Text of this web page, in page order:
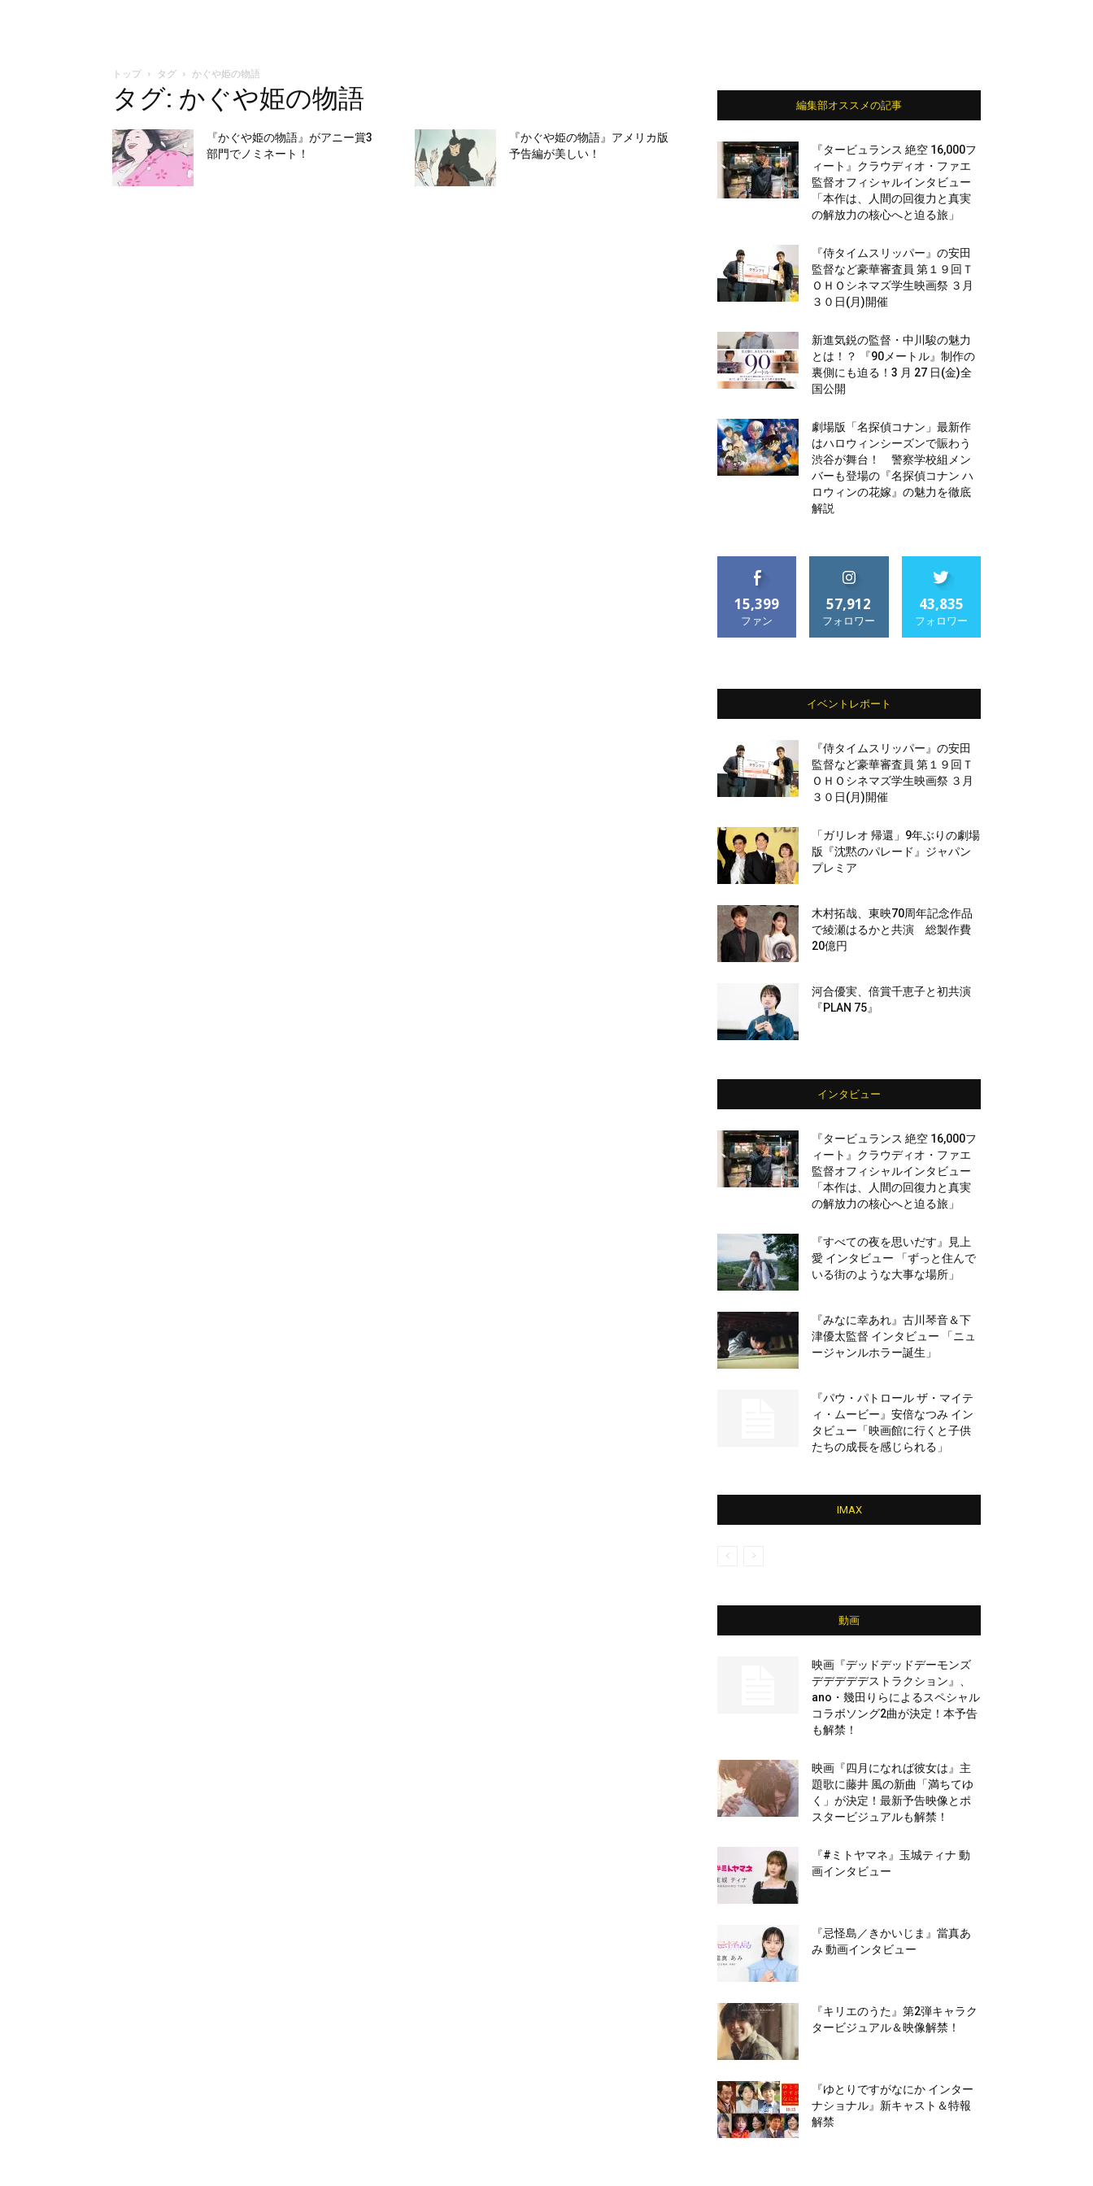
トップ タグ かぐや姫の物語
タグ: かぐや姫の物語
『かぐや姫の物語』がアニー賞3
部門でノミネート！
『かぐや姫の物語』アメリカ版
予告編が美しい！
編集部オススメの記事
『タービュランス 絶空 16,000フ
ィート』クラウディオ・ファエ
監督オフィシャルインタビュー
「本作は、人間の回復力と真実
の解放力の核心へと迫る旅」
『侍タイムスリッパー』の安田
監督など豪華審査員 第１９回Ｔ
ＯＨＯシネマズ学生映画祭 ３月
３０日(月)開催
新進気鋭の監督・中川駿の魅力
とは！？ 『90メートル』制作の
裏側にも迫る！3 月 27 日(金)全
国公開
劇場版「名探偵コナン」最新作
はハロウィンシーズンで賑わう
渋谷が舞台！ 警察学校組メン
バーも登場の『名探偵コナン ハ
ロウィンの花嫁』の魅力を徹底
解説
15,399
ファン
57,912
フォロワー
43,835
フォロワー
イベントレポート
『侍タイムスリッパー』の安田
監督など豪華審査員 第１９回Ｔ
ＯＨＯシネマズ学生映画祭 ３月
３０日(月)開催
「ガリレオ 帰還」9年ぶりの劇場
版『沈黙のパレード』ジャパン
プレミア
木村拓哉、東映70周年記念作品
で綾瀬はるかと共演 総製作費
20億円
河合優実、倍賞千恵子と初共演
『PLAN 75』
インタビュー
『タービュランス 絶空 16,000フ
ィート』クラウディオ・ファエ
監督オフィシャルインタビュー
「本作は、人間の回復力と真実
の解放力の核心へと迫る旅」
『すべての夜を思いだす』見上
愛 インタビュー 「ずっと住んで
いる街のような大事な場所」
『みなに幸あれ』古川琴音＆下
津優太監督 インタビュー 「ニュ
ージャンルホラー誕生」
『パウ・パトロール ザ・マイテ
ィ・ムービー』安倍なつみ イン
タビュー「映画館に行くと子供
たちの成長を感じられる」
IMAX
動画
映画『デッドデッドデーモンズ
デデデデデストラクション』、
ano・幾田りらによるスペシャル
コラボソング2曲が決定！本予告
も解禁！
映画『四月になれば彼女は』主
題歌に藤井 風の新曲「満ちてゆ
く」が決定！最新予告映像とポ
スタービジュアルも解禁！
『#ミトヤマネ』玉城ティナ 動
画インタビュー
『忌怪島／きかいじま』當真あ
み 動画インタビュー
『キリエのうた』第2弾キャラク
タービジュアル＆映像解禁！
『ゆとりですがなにか インター
ナショナル』新キャスト＆特報
解禁